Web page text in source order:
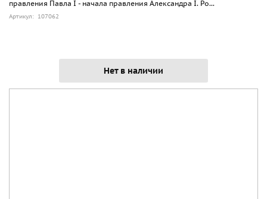
правления Павла I - начала правления Александра I. Ро...
Артикул: 107062
Нет в наличии